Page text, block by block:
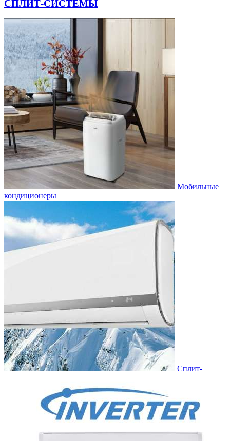
СПЛИТ-СИСТЕМЫ
Мобильные
кондиционеры
Сплит-